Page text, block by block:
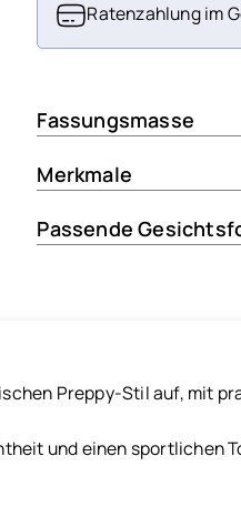
Ratenzahlung im
Fassungsmasse
Merkmale
Passende
Preppy-Stil auf, mit
und einen sportlichen